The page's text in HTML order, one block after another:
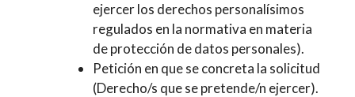
ejercer los derechos personalísimos
regulados en la normativa en materia
de protección de datos personales).
Petición en que se concreta la solicitud
(Derecho/s que se pretende/n ejercer).